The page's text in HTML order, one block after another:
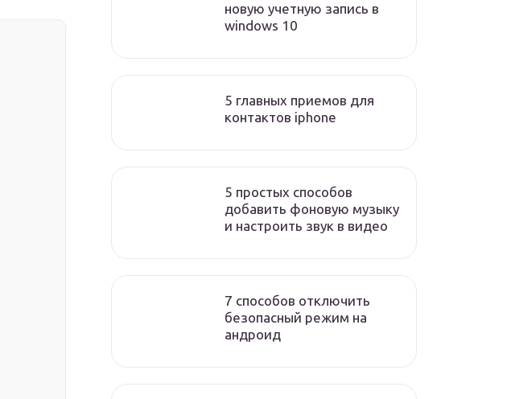
новую учетную запись в
windows 10
5 главных приемов для
контактов iphone
5 простых способов
добавить фоновую музыку
и настроить звук в видео
7 способов отключить
безопасный режим на
андроид